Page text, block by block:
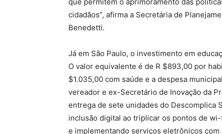
que permitem o aprimoramento das
cidadãos”, afirma a Secretária de
Benedetti.
Já em São Paulo, o investimento em
O valor equivalente é de R $893,00 por
$1.035,00 com saúde e a despesa
vereador e ex-Secretário de Inovação da
entrega de sete unidades do Descomplica
inclusão digital ao triplicar os pontos de
e implementando serviços eletrônicos